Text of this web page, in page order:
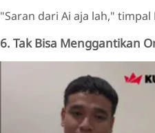
"Saran dari Ai aja lah," timpal
6. Tak Bisa Menggantikan